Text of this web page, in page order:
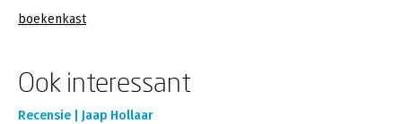
boekenkast
Ook interessant
Recensie | Jaap Hollaar